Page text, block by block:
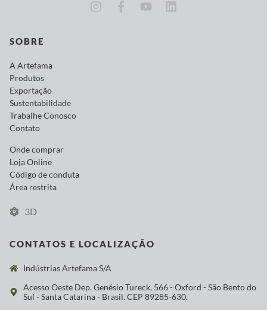
SOBRE
A Artefama
Produtos
Exportação
Sustentabilidade
Trabalhe Conosco
Contato
Onde comprar
Loja Online
Código de conduta
Área restrita
3D
CONTATOS E LOCALIZAÇÃO
Indústrias Artefama S/A
Acesso Oeste Dep. Genésio Tureck, 566 - Oxford - São Bento do
Sul - Santa Catarina - Brasil. CEP 89285-630.